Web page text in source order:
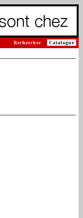
Catalogue
Rechercher